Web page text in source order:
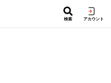
検索 アカウント